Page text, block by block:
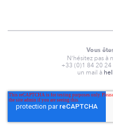
Vous
N’hésitez pas à
+33 (0)1 84 20
un mail à